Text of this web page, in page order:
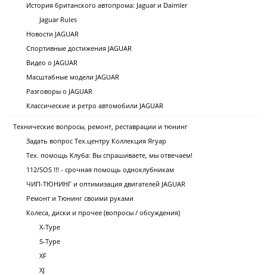
История британского автопрома: Jaguar и Daimler
Jaguar Rules
Новости JAGUAR
Спортивные достижения JAGUAR
Видео о JAGUAR
Масштабные модели JAGUAR
Разговоры о JAGUAR
Классические и ретро автомобили JAGUAR
Технические вопросы, ремонт, реставрации и тюнинг
Задать вопрос Тех.центру Коллекция Ягуар
Тех. помощь Клуба: Вы спрашиваете, мы отвечаем!
112/SOS !!! - срочная помощь одноклубникам
ЧИП-ТЮНИНГ и оптимизация двигателей JAGUAR
Ремонт и Тюнинг своими руками
Колеса, диски и прочее (вопросы / обсуждения)
X-Type
S-Type
XF
XJ